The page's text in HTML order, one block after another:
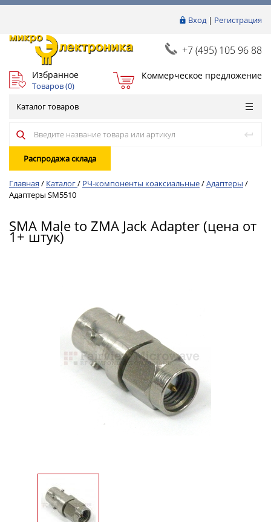
Вход| Регистрация
+7 (495) 105 96 88
Избранное
Товаров (0)
Коммерческое предложение
Каталог товаров
Распродажа склада
Главная / Каталог/ РЧ-компоненты коаксиальные/Адаптеры /
Адаптеры SM5510
SMA Male to ZMA Jack Adapter (цена от
1+ штук)